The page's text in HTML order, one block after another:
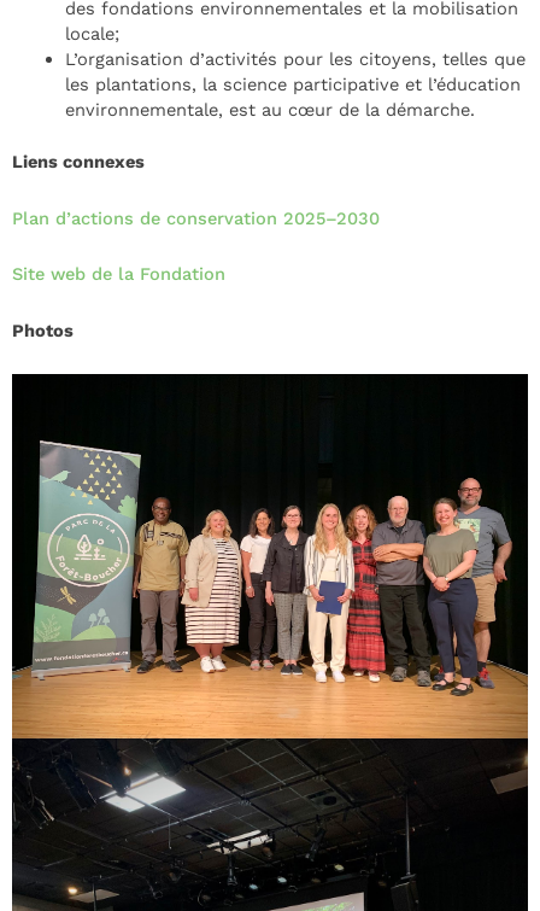
des fondations environnementales et la mobilisation
locale;
L’organisation d’activités pour les citoyens, telles que
les plantations, la science participative et l’éducation
environnementale, est au cœur de la démarche.
Liens connexes
Plan d’actions de conservation 2025–2030
Site web de la Fondation
Photos